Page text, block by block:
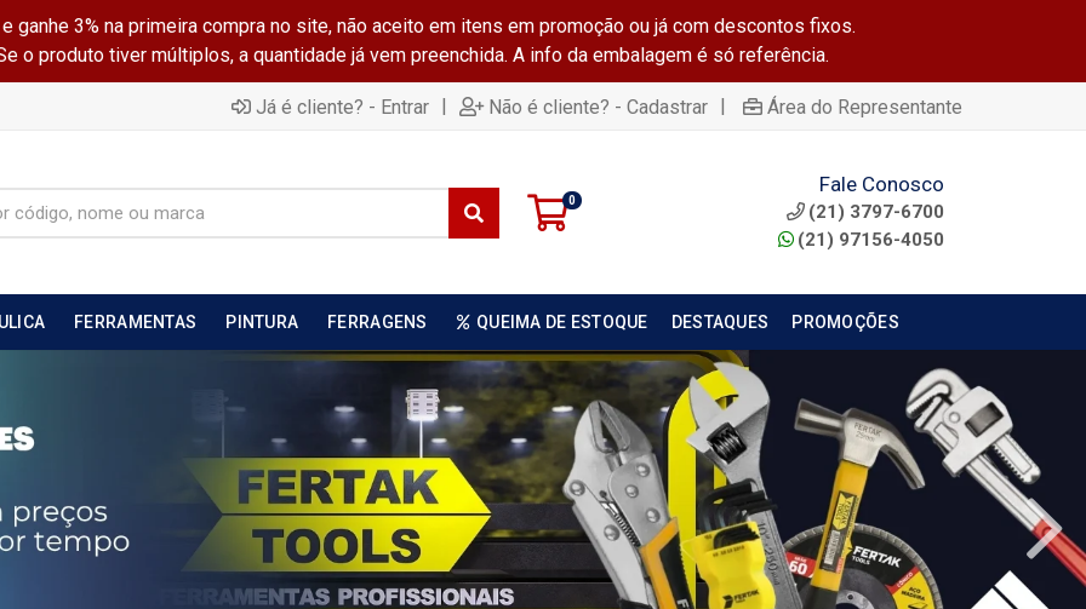
ganhe 3% na primeira compra no site, não aceito em itens em promoção ou já com descontos fixos.
o produto tiver múltiplos, a quantidade já vem preenchida. A info da embalagem é só referência.
Já é cliente? - Entrar | Não é cliente? - Cadastrar | Área do Representante
0
Fale Conosco
(21) 3797-6700
(21) 97156-4050
FERRAMENTAS PINTURA FERRAGENS QUEIMA DE ESTOQUE DESTAQUES PROMOÇÕES